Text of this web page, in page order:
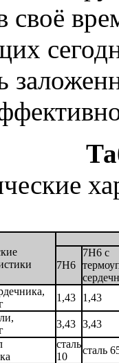
своё
7Н6
7Н6 с
1,43
1,43
3,43 3,43
сталь
10
сталь